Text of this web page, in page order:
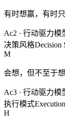
有时想赢，有时
Ac2 · 行动驱力模
决策风格Decision
M
会想，但不至于
Ac3 · 行动驱力模
执行模式
H